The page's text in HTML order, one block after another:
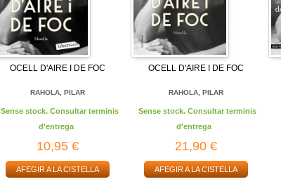
OCELL D'AIRE I DE FOC
RAHOLA, PILAR
Sense stock. Consultar terminis
d'entrega
10,95 €
AFEGIR A LA CISTELLA
OCELL D'AIRE I DE FOC
RAHOLA, PILAR
Sense stock. Consultar terminis
d'entrega
21,90 €
AFEGIR A LA CISTELLA